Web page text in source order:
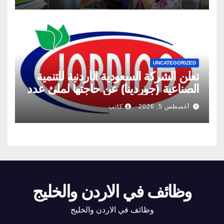
UNCATEGORIZED
تعلن الشركة السعودية الأردنية للتنمية
الصناعية (جوردينا) عن حاجتها لملئ عدد
من الشواغر
أغسطس 5, 2026 كاتب
وظائف في الاردن والخليج
وظائف في الاردن والخليج